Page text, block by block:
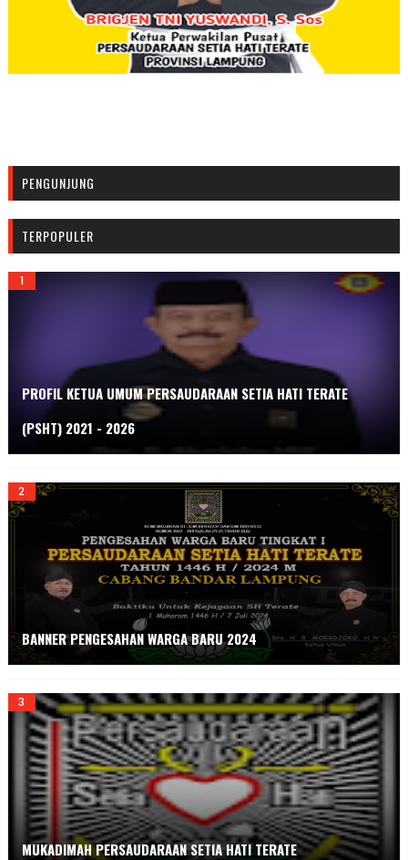
PENGUNJUNG
TERPOPULER
PROFIL KETUA UMUM PERSAUDARAAN SETIA HATI TERATE
(PSHT) 2021 - 2026
BANNER PENGESAHAN WARGA BARU 2024
MUKADIMAH PERSAUDARAAN SETIA HATI TERATE